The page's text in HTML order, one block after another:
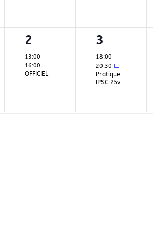
1
évènement,
2
13:00 -
16:00
OFFICIEL
1
3
18:00 -
20:30
Pratique
IPSC 25v